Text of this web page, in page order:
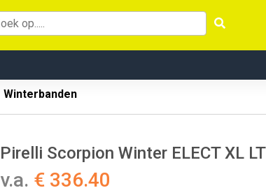
Winterbanden
Pirelli Scorpion Winter ELECT XL
v.a. € 336.40